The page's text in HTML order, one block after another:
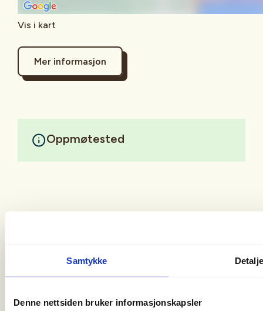
Samtykke
Denne nettsiden bruker informasjonskapsler
Vis i kart
Mer informasjon
Oppmøtested
0186 Oslo